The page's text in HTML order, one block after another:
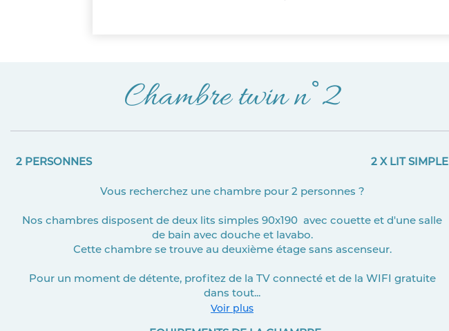
Chambre twin n°2
2 PERSONNES 2 X LIT SIMPLE
Vous recherchez une chambre pour 2 personnes ?
Nos chambres disposent de deux lits simples 90x190 avec couette et d'une salle
de bain avec douche et lavabo.
Cette chambre se trouve au deuxième étage sans ascenseur.
Pour un moment de détente, profitez de la TV connecté et de la WIFI gratuite
dans tout...
Voir plus